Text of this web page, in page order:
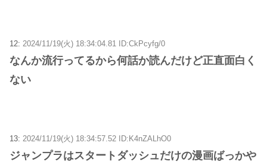
12: 2024/11/19(火) 18:34:04.81 ID:CkPcyfg/0
なんか流行ってるから何話か読んだけど正直面白く
ない
13: 2024/11/19(火) 18:34:57.52 ID:K4nZALhO0
ジャンプラはスタートダッシュだけの漫画ばっかや